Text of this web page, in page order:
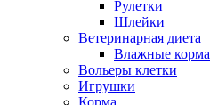
Рулетки
Шлейки
Ветеринарная диета
Влажные корма
Вольеры клетки
Игрушки
Корма